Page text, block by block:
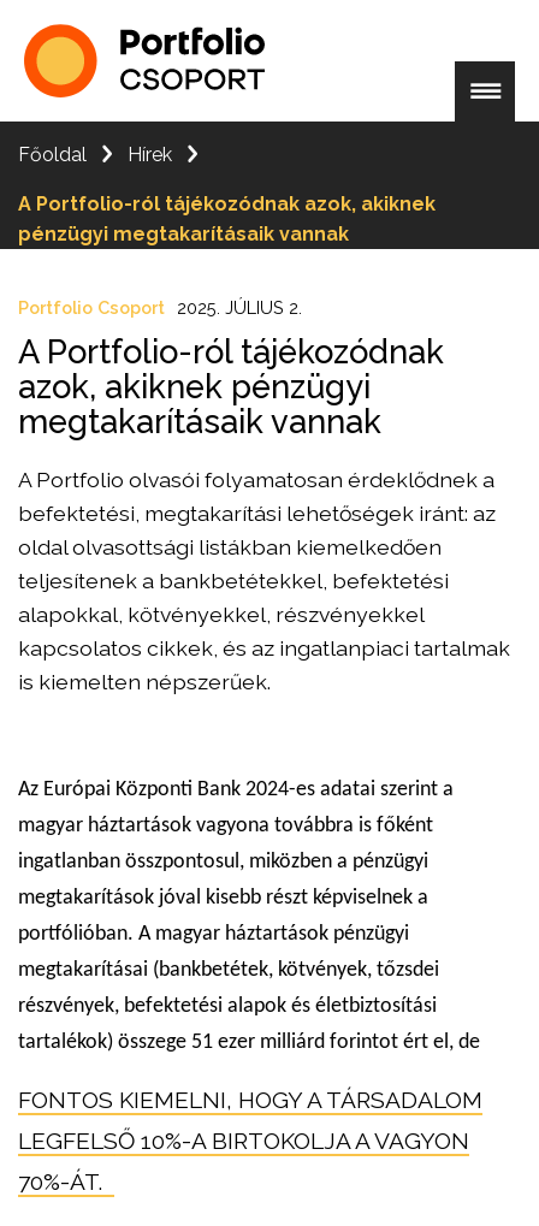
Főoldal Hírek
A Portfolio-ról tájékozódnak azok, akiknek
pénzügyi megtakarításaik vannak
Portfolio Csoport 2025. JÚLIUS 2.
A Portfolio-ról tájékozódnak
azok, akiknek pénzügyi
megtakarításaik vannak
A Portfolio olvasói folyamatosan érdeklődnek a
befektetési, megtakarítási lehetőségek iránt: az
oldal olvasottsági listákban kiemelkedően
teljesítenek a bankbetétekkel, befektetési
alapokkal, kötvényekkel, részvényekkel
kapcsolatos cikkek, és az ingatlanpiaci tartalmak
is kiemelten népszerűek.
Az Európai Központi Bank 2024-es adatai szerint a
magyar háztartások vagyona továbbra is főként
ingatlanban összpontosul, miközben a pénzügyi
megtakarítások jóval kisebb részt képviselnek a
portfólióban. A magyar háztartások pénzügyi
megtakarításai (bankbetétek, kötvények, tőzsdei
részvények, befektetési alapok és életbiztosítási
tartalékok) összege 51 ezer milliárd forintot ért el, de
FONTOS KIEMELNI, HOGY A TÁRSADALOM
LEGFELSŐ 10%-A BIRTOKOLJA A VAGYON
70%-ÁT.